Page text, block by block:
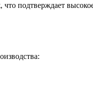
подтверждает